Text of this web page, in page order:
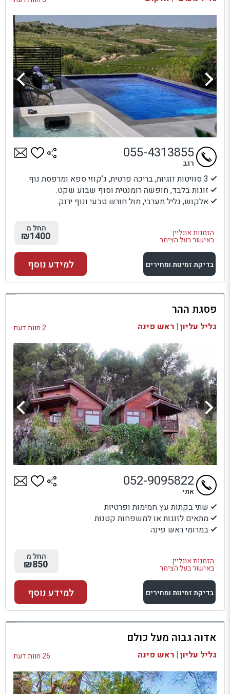
3 סוויטות זוגיות, בריכה פרטית, ג’קוזי ספא ומרפסת נוף.
זוגות בלבד, חופשה רומנטית וסוף שבוע שקט.
אלקוש, גליל מערבי, מול חורש טבעי ונוף ירוק.
הזמנות אונליין
באישור בעל הצימר
055-4313855
רגב
החל מ
₪1400
בדיקת זמינות ומחירים
למתחם זה
בדיקת זמינות ומחירים
למידע נוסף
פסגת ההר
גליל עליון | ראש פינה 2 חוות דעת
שתי בקתות עץ חמימות ופרטיות
מתאים לזוגות או למשפחות קטנות
במרומי ראש פינה
הזמנות אונליין
באישור בעל הצימר
052-9095822
אתי
החל מ
₪850
בדיקת זמינות ומחירים
למתחם זה
בדיקת זמינות ומחירים
למידע נוסף
אדוה גבוה מעל כולם
גליל עליון | ראש פינה 26 חוות דעת